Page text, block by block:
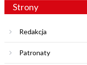
Strony
Redakcja
Patronaty